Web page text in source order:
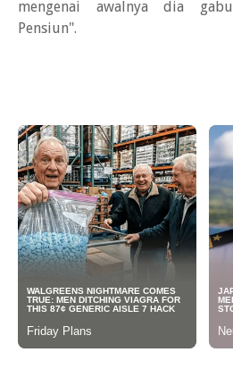
mengenai awalnya dia
Pensiun".